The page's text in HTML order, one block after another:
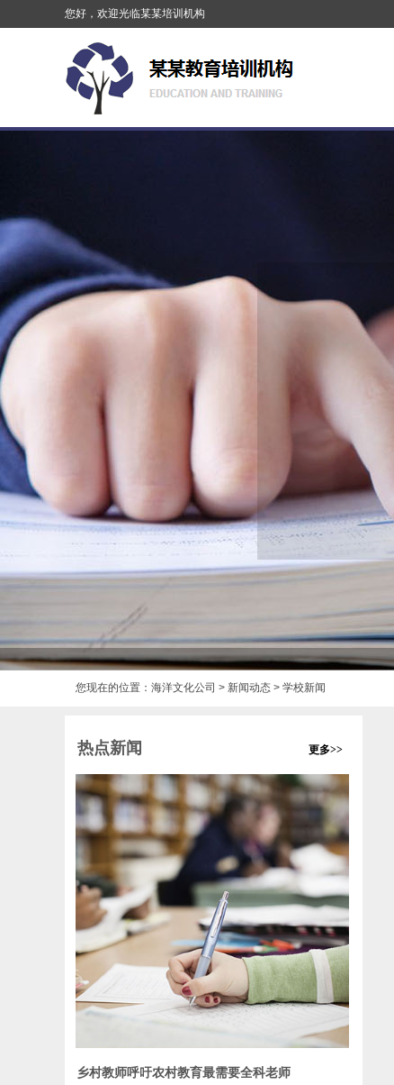
您好，欢迎光临某某培训机构
您现在的位置： 海洋文化公司 > 新闻动态 > 学校新闻
乡村教师呼吁农村教育最需要全科老师
热点新闻 更多>>